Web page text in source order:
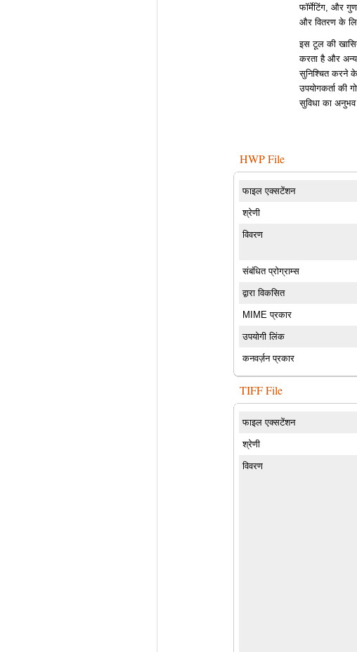
फॉर्मेटिंग, और
और वितरण के
इस टूल की
करता है और अन्य
सुनिश्चित करने
उपयोगकर्ता की
सुविधा का
HWP File
फाइल एक्सटेंशन
श्रेणी
विवरण
संबंधित प्रोग्राम्स
द्वारा विकसित
MIME प्रकार
उपयोगी लिंक
कनवर्ज़न प्रकार
TIFF File
फाइल एक्सटेंशन
श्रेणी
विवरण